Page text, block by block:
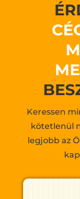
Keressen
kötetlenül
legjobb az